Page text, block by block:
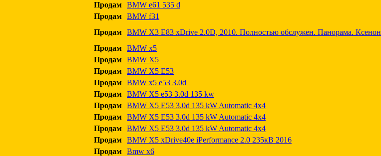
Продам BMW e61 535 d
Продам BMW f31
Продам BMW X3 E83 xDrive 2.0D, 2010. Полностью обслужен. Панорама. Ксенон
Продам BMW x5
Продам BMW X5
Продам BMW X5 E53
Продам BMW x5 e53 3.0d
Продам BMW X5 e53 3.0d 135 kw
Продам BMW X5 E53 3.0d 135 kW Automatic 4x4
Продам BMW X5 E53 3.0d 135 kW Automatic 4x4
Продам BMW X5 E53 3.0d 135 kW Automatic 4x4
Продам BMW X5 xDrive40e iPerformance 2.0 235кB 2016
Продам Bmw x6